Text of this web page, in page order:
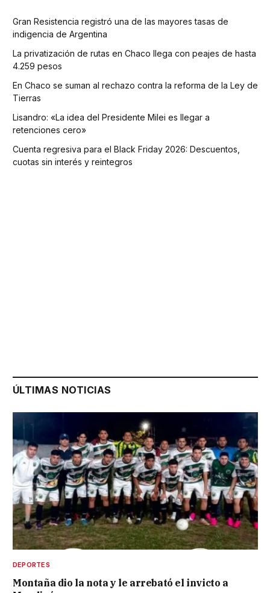
Gran Resistencia registró una de las mayores tasas de
indigencia de Argentina
La privatización de rutas en Chaco llega con peajes de hasta
4.259 pesos
En Chaco se suman al rechazo contra la reforma de la Ley de
Tierras
Lisandro: «La idea del Presidente Milei es llegar a
retenciones cero»
Cuenta regresiva para el Black Friday 2026: Descuentos,
cuotas sin interés y reintegros
ÚLTIMAS NOTICIAS
DEPORTES
Montaña dio la nota y le arrebató el invicto a